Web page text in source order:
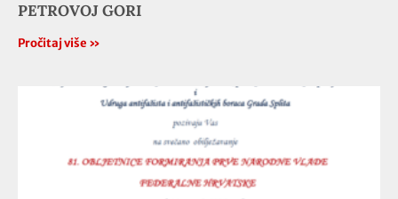
PETROVOJ GORI
Pročitaj više »